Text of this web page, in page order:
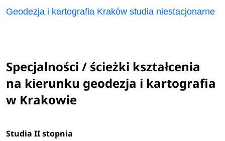
Geodezja i kartografia Kraków studia niestacjonarne
Specjalności / ścieżki kształcenia
na kierunku geodezja i kartografia
w Krakowie
Studia II stopnia